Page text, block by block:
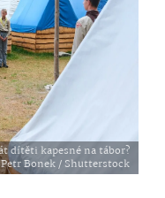
dítěti kapesné na tábor?
Bonek / Shutterstock